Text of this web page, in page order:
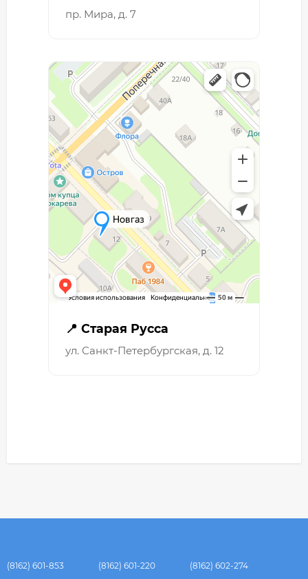
пр. Мира, д. 7
📍 Старая Русса
ул. Санкт-Петербургская, д. 12
(8162) 601-853 (8162) 601-220 (8162) 602-274